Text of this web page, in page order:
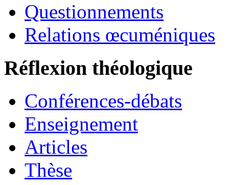
Questionnements
Relations œcuméniques
Réflexion théologique
Conférences-débats
Enseignement
Articles
Thèse